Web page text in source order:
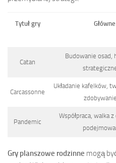
Tytuł gry
Catan
Budowanie osad,
Carcassonne
Układanie kafelków,
Pandemic
Współpraca, walka
Gry planszowe rodzinne mogą